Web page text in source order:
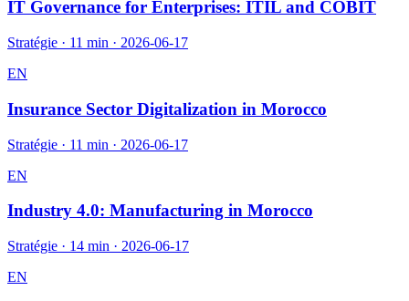
IT Governance for Enterprises: ITIL and COBIT
Stratégie · 11 min · 2026-06-17
EN
Insurance Sector Digitalization in Morocco
Stratégie · 11 min · 2026-06-17
EN
Industry 4.0: Manufacturing in Morocco
Stratégie · 14 min · 2026-06-17
EN